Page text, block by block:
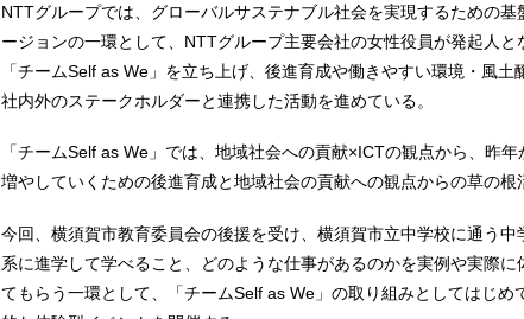
NTTグループでは、グローバルサステナブル社会を実現するための
ージョンの一環として、NTTグループ主要会社の女性役員が発起人
「チームSelf as We」を立ち上げ、後進育成や働きやすい環境・風
社内外のステークホルダーと連携した活動を進めている。
「チームSelf as We」では、地域社会への貢献×ICTの観点から、昨
増やしていくための後進育成と地域社会の貢献への観点からの草の根
今回、横須賀市教育委員会の後援を受け、横須賀市立中学校に通う
系に進学して学べること、どのような仕事があるのかを実例や実際に
てもらう一環として、「チームSelf as We」の取り組みとしてはじめ